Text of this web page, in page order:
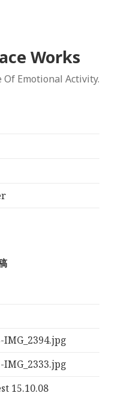
Works
Of Emotional Activity.
IMG_2394.jpg
IMG_2333.jpg
15.10.08